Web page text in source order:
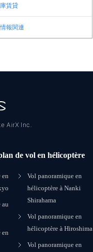
賃貸
報関連
AirX Inc.
de vol en hélicoptère
en
au
en
Vol panoramique en
hélicoptère à Nanki
Shirahama
Vol panoramique en
hélicoptère à Hiroshima
Vol panoramique en